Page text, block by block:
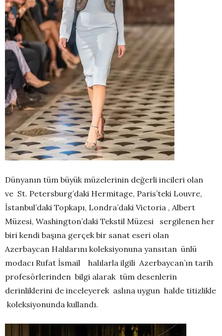
Dünyanın tüm büyük müzelerinin değerli incileri olan
ve St. Petersburg’daki Hermitage, Paris’teki Louvre,
İstanbul’daki Topkapı, Londra’daki Victoria , Albert
Müzesi, Washington’daki Tekstil Müzesi sergilenen her
biri kendi başına gerçek bir sanat eseri olan
Azerbaycan Halılarını koleksiyonuna yansıtan ünlü
modacı Rufat İsmail halılarla ilgili Azerbaycan’ın tarih
profesörlerinden bilgi alarak tüm desenlerin
derinliklerini de inceleyerek aslına uygun halde titizlikle
koleksiyonunda kullandı.